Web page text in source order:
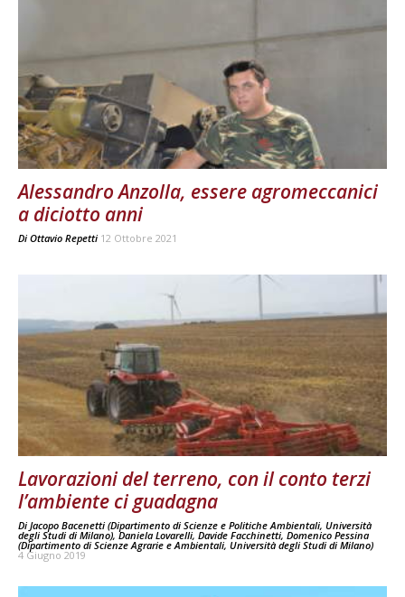
Alessandro Anzolla, essere agromeccanici
a diciotto anni
Di Ottavio Repetti 12 Ottobre 2021
Lavorazioni del terreno, con il conto terzi
l’ambiente ci guadagna
Di Jacopo Bacenetti (Dipartimento di Scienze e Politiche Ambientali, Università
degli Studi di Milano), Daniela Lovarelli, Davide Facchinetti, Domenico Pessina
(Dipartimento di Scienze Agrarie e Ambientali, Università degli Studi di Milano)
4 Giugno 2019